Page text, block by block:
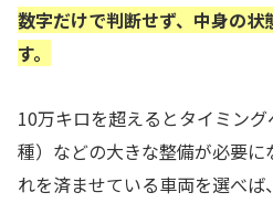
数字だけで判断せず、中身の
す。
10万キロを超えるとタイミン
種）などの大きな整備が必要
れを済ませている車両を選べ